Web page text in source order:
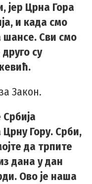
јер Црна Гора
и када смо
шансе. Сви смо
су
Закон.
Гору. Срби,
да трпите
дана у дан
Ово је наша